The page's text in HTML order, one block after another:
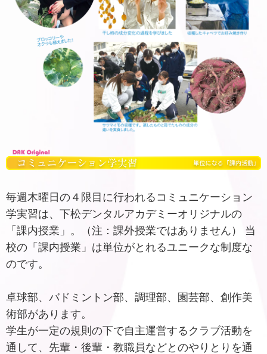
毎週木曜日の４限目に行われるコミュニケーション
学実習は、下松デンタルアカデミーオリジナルの
「課内授業」。（注：課外授業ではありません） 当
校の「課内授業」は単位がとれるユニークな制度な
のです。
卓球部、バドミントン部、調理部、園芸部、創作美
術部があります。
学生が一定の規則の下で自主運営するクラブ活動を
通して、先輩・後輩・教職員などとのやりとりを通